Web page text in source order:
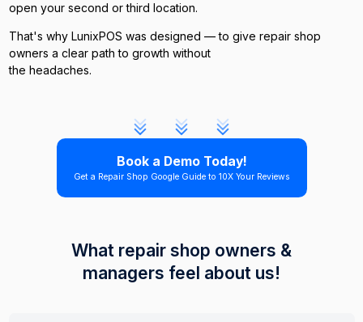
open your second or third location.
That's why LunixPOS was designed — to give repair shop
owners a clear path to growth without
the headaches.
Book a Demo Today!
Get a Repair Shop Google Guide to 10X Your Reviews
What repair shop owners &
managers feel about us!